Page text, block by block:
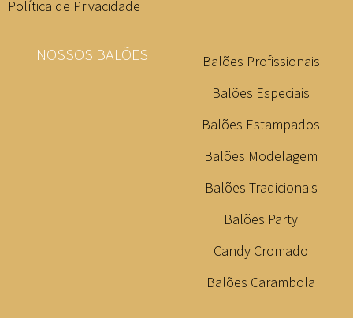
Política de Privacidade
NOSSOS BALÕES
Balões Profissionais
Balões Especiais
Balões Estampados
Balões Modelagem
Balões Tradicionais
Balões Party
Candy Cromado
Balões Carambola